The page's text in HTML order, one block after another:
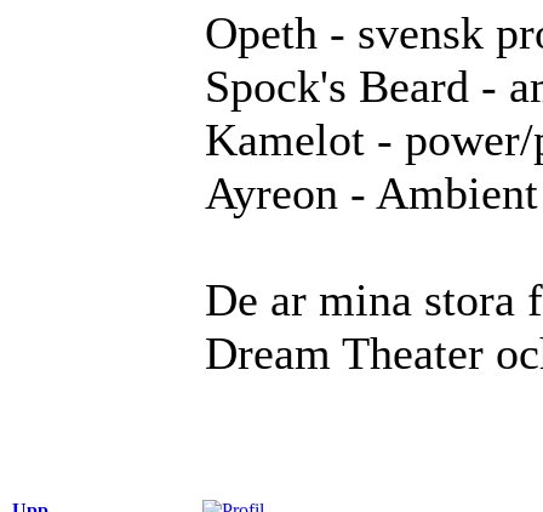
Opeth - svensk
Spock's Beard -
Kamelot -
Ayreon -
De ar mina stora
Dream Theater